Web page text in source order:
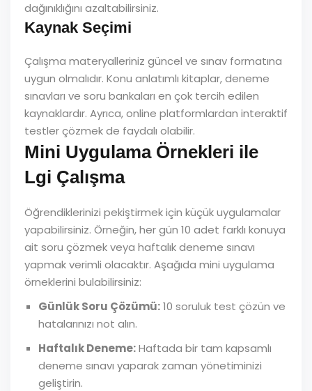
dağınıklığını azaltabilirsiniz.
Kaynak Seçimi
Çalışma materyalleriniz güncel ve sınav formatına
uygun olmalıdır. Konu anlatımlı kitaplar, deneme
sınavları ve soru bankaları en çok tercih edilen
kaynaklardır. Ayrıca, online platformlardan interaktif
testler çözmek de faydalı olabilir.
Mini Uygulama Örnekleri ile
Lgi Çalışma
Öğrendiklerinizi pekiştirmek için küçük uygulamalar
yapabilirsiniz. Örneğin, her gün 10 adet farklı konuya
ait soru çözmek veya haftalık deneme sınavı
yapmak verimli olacaktır. Aşağıda mini uygulama
örneklerini bulabilirsiniz:
Günlük Soru Çözümü:10 soruluk test çözün ve
hatalarınızı not alın.
Haftalık Deneme:Haftada bir tam kapsamlı
deneme sınavı yaparak zaman yönetiminizi
geliştirin.